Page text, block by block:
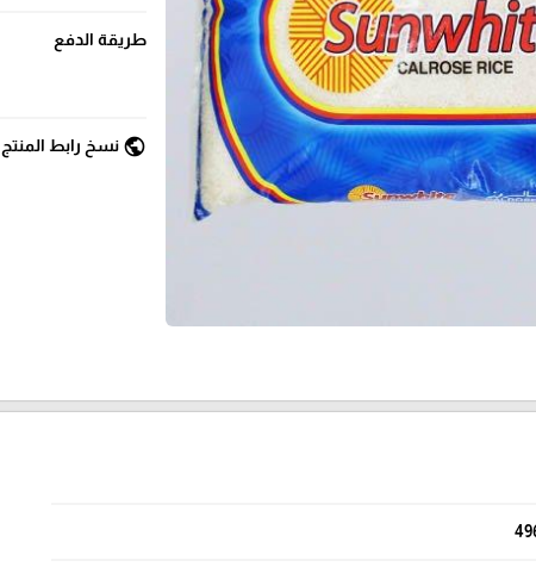
طريقة الدفع
public نسخ رابط المنتج